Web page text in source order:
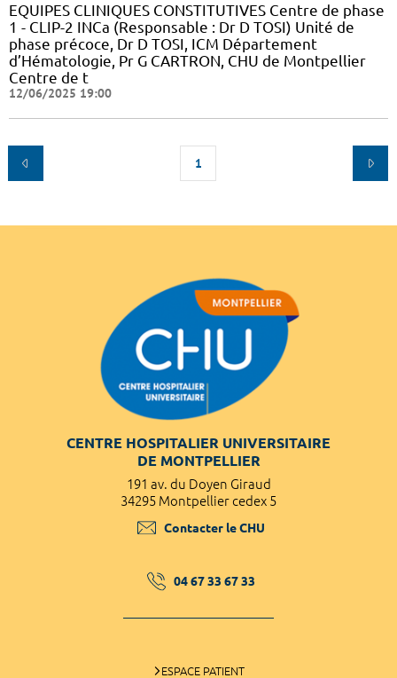
EQUIPES CLINIQUES CONSTITUTIVES Centre de phase
1 - CLIP-2 INCa (Responsable : Dr D TOSI) Unité de
phase précoce, Dr D TOSI, ICM Département
d’Hématologie, Pr G CARTRON, CHU de Montpellier
Centre de t
12/06/2025 19:00
1
CENTRE HOSPITALIER UNIVERSITAIRE
DE MONTPELLIER
191 av. du Doyen Giraud
34295 Montpellier cedex 5
Contacter le CHU
04 67 33 67 33
ESPACE PATIENT